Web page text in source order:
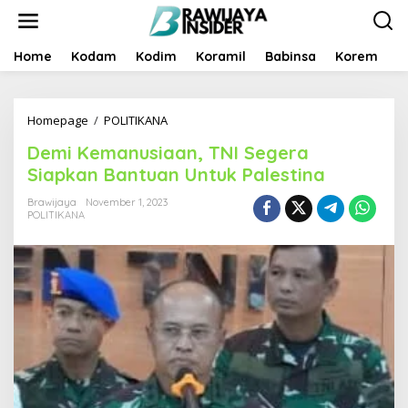
t
Home Kodam Kodim Koramil Babinsa Korem
Homepage / POLITIKANA
m
i
K
n
u
s
i
a
a
n
,
T
N
Demi Kemanusiaan, TNI Segera
Siapkan Bantuan Untuk Palestina
Brawijaya
November 1, 2023
POLITIKANA